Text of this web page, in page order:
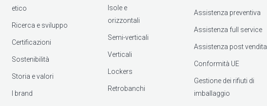
etico
Ricerca e sviluppo
Certificazioni
Sostenibilità
Storia e valori
I brand
Isole e
orizzontali
Semi-verticali
Verticali
Lockers
Retrobanchi
Assistenza preventiva
Assistenza full service
Assistenza post vendita
Conformità UE
Gestione dei rifiuti di
imballaggio